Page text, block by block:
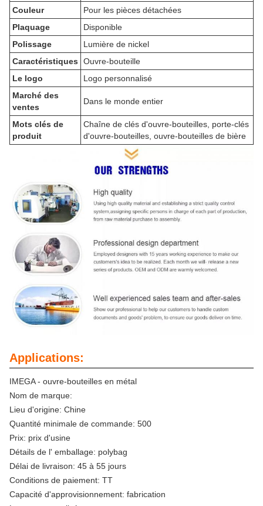
Couleur
Pour les pièces détachées
Plaquage
Disponible
Polissage
Lumière de nickel
Caractéristiques
Ouvre-bouteille
Le logo
Logo personnalisé
Marché des
ventes
Dans le monde entier
Mots clés de
produit
Chaîne de clés d'ouvre-bouteilles, porte-clés
d'ouvre-bouteilles, ouvre-bouteilles de bière
Applications:
IMEGA - ouvre-bouteilles en métal
Nom de marque:
Lieu d'origine: Chine
Quantité minimale de commande: 500
Prix: prix d'usine
Détails de l' emballage: polybag
Délai de livraison: 45 à 55 jours
Conditions de paiement: TT
Capacité d'approvisionnement: fabrication